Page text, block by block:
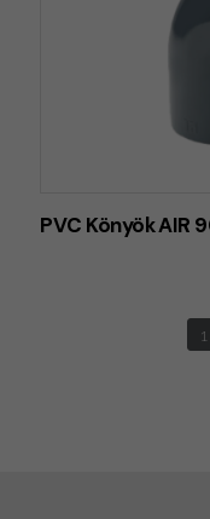
PVC Könyök AIR
1